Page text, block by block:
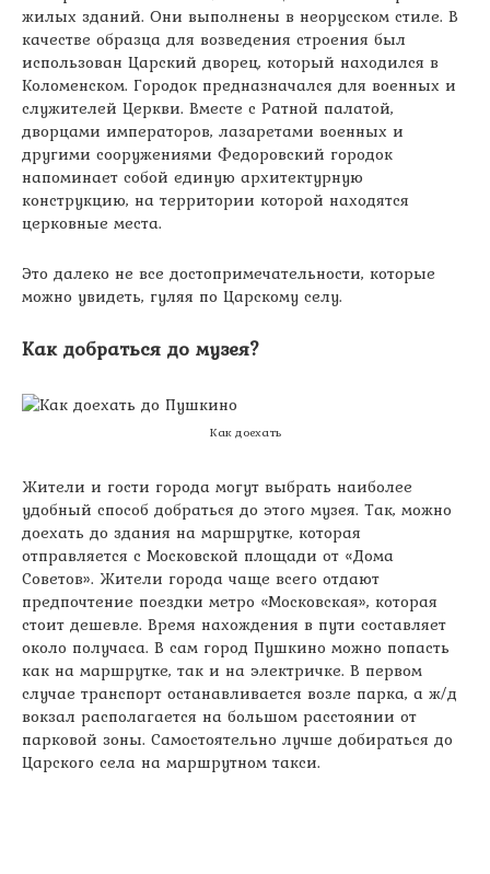
жилых зданий. Они выполнены в неорусском стиле. В
качестве образца для возведения строения был
использован Царский дворец, который находился в
Коломенском. Городок предназначался для военных и
служителей Церкви. Вместе с Ратной палатой,
дворцами императоров, лазаретами военных и
другими сооружениями Федоровский городок
напоминает собой единую архитектурную
конструкцию, на территории которой находятся
церковные места.
Это далеко не все достопримечательности, которые
можно увидеть, гуляя по Царскому селу.
Как добраться до музея?
Как доехать
Жители и гости города могут выбрать наиболее
удобный способ добраться до этого музея. Так, можно
доехать до здания на маршрутке, которая
отправляется с Московской площади от «Дома
Советов». Жители города чаще всего отдают
предпочтение поездки метро «Московская», которая
стоит дешевле. Время нахождения в пути составляет
около получаса. В сам город Пушкино можно попасть
как на маршрутке, так и на электричке. В первом
случае транспорт останавливается возле парка, а ж/д
вокзал располагается на большом расстоянии от
парковой зоны. Самостоятельно лучше добираться до
Царского села на маршрутном такси.